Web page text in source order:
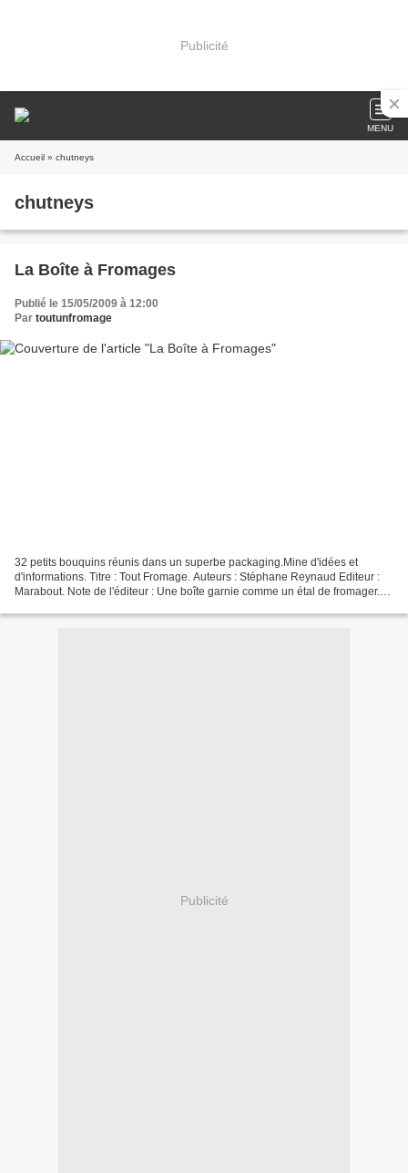
Publicité
MENU
Accueil » chutneys
chutneys
La Boîte à Fromages
Publié le 15/05/2009 à 12:00
Par toutunfromage
32 petits bouquins réunis dans un superbe packaging.Mine d'idées et
d'informations. Titre : Tout Fromage. Auteurs : Stéphane Reynaud Editeur :
Marabout. Note de l'éditeur : Une boîte garnie comme un étal de fromager.-
Publicité